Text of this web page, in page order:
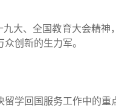
大、全国教育大会精神
创新的生力军。
学回国服务工作中的重